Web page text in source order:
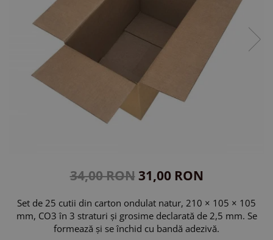
34,00 RON31,00 RON
Set de 25 cutii din carton ondulat natur, 210 × 105 × 105
mm, CO3 în 3 straturi și grosime declarată de 2,5 mm. Se
formează și se închid cu bandă adezivă.